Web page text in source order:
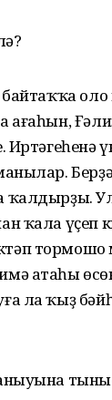
Иртәгеһенә
ҡалдырҙы.
ҡала үҫеп
тормошо
атаһы
ла ҡыҙ